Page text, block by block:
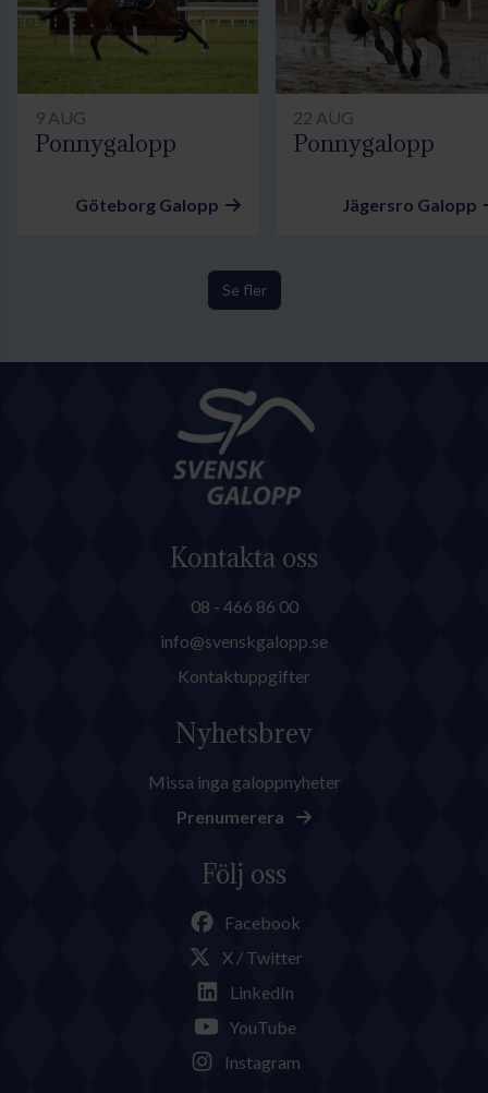
9 AUG
Ponnygalopp
Göteborg Galopp
22 AUG
Ponnygalopp
Jägersro Galopp
Se fler
Kontakta oss
08 - 466 86 00
info@svenskgalopp.se
Kontaktuppgifter
Nyhetsbrev
Missa inga galoppnyheter
Prenumerera
Följ oss
Facebook
X / Twitter
LinkedIn
YouTube
Instagram